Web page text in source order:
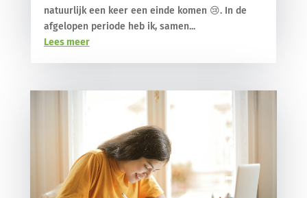
natuurlijk een keer een einde komen 😢. In de
afgelopen periode heb ik, samen...
Lees meer